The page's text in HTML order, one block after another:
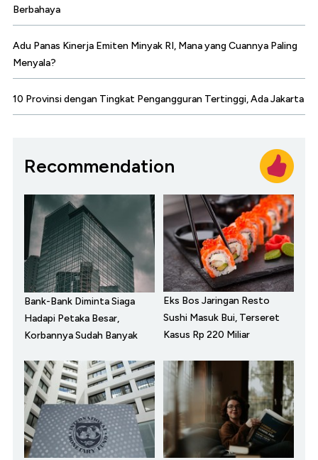
Berbahaya
Adu Panas Kinerja Emiten Minyak RI, Mana yang Cuannya Paling
Menyala?
10 Provinsi dengan Tingkat Pengangguran Tertinggi, Ada Jakarta
Recommendation
Bank-Bank Diminta Siaga
Hadapi Petaka Besar,
Korbannya Sudah Banyak
Eks Bos Jaringan Resto
Sushi Masuk Bui, Terseret
Kasus Rp 220 Miliar